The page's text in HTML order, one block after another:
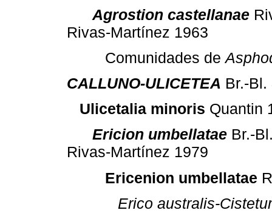
Agrostion castellanae
Rivas-Martínez 1963
Comunidades de
CALLUNO-ULICETEA Br.-
Ulicetalia minoris Quantin
Ericion umbellatae Br.-
Rivas-Martínez 1979
Ericenion umbellatae
Erico australis-